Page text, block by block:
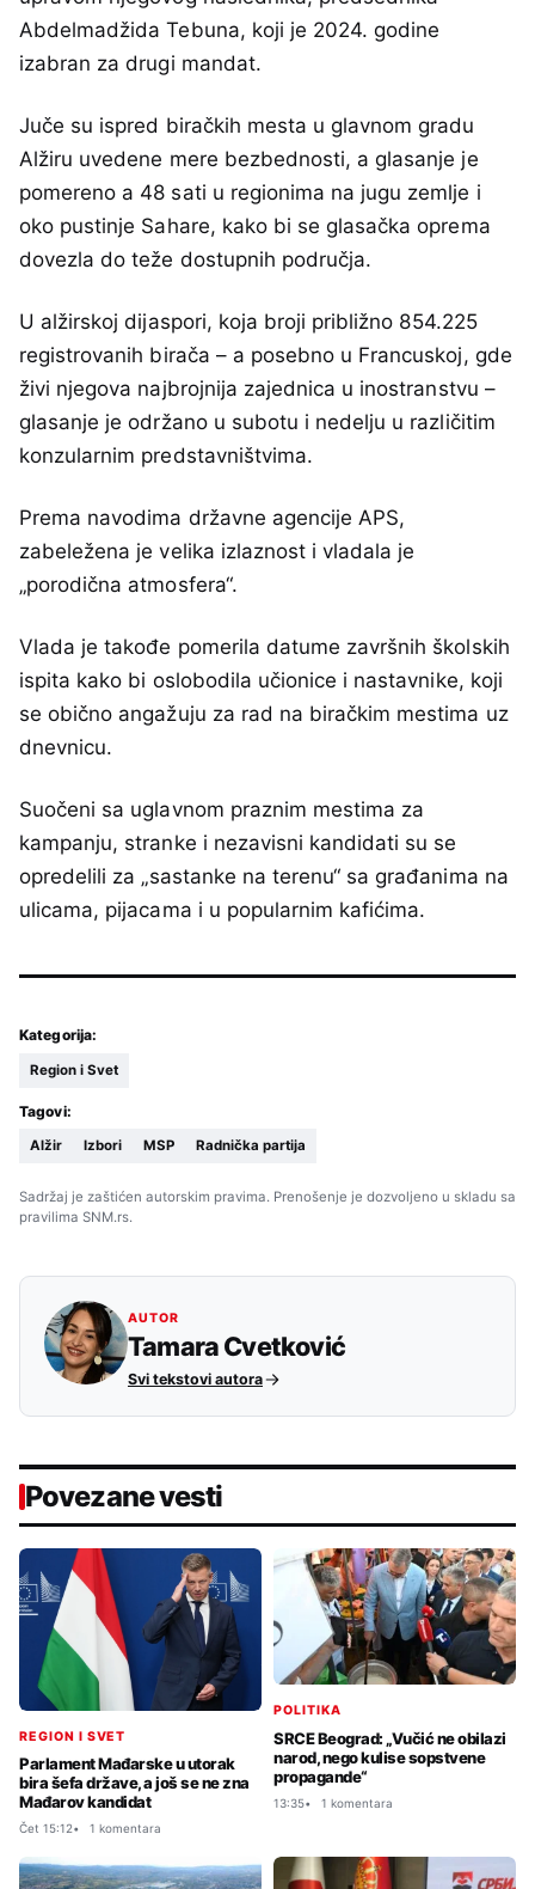
Abdelmadžida Tebuna, koji je 2024. godine
izabran za drugi mandat.
Juče su ispred biračkih mesta u glavnom gradu
Alžiru uvedene mere bezbednosti, a glasanje je
pomereno a 48 sati u regionima na jugu zemlje i
oko pustinje Sahare, kako bi se glasačka oprema
dovezla do teže dostupnih područja.
U alžirskoj dijaspori, koja broji približno 854.225
registrovanih birača – a posebno u Francuskoj, gde
živi njegova najbrojnija zajednica u inostranstvu –
glasanje je održano u subotu i nedelju u različitim
konzularnim predstavništvima.
Prema navodima državne agencije APS,
zabeležena je velika izlaznost i vladala je
„porodična atmosfera“.
Vlada je takođe pomerila datume završnih školskih
ispita kako bi oslobodila učionice i nastavnike, koji
se obično angažuju za rad na biračkim mestima uz
dnevnicu.
Suočeni sa uglavnom praznim mestima za
kampanju, stranke i nezavisni kandidati su se
opredelili za „sastanke na terenu“ sa građanima na
ulicama, pijacama i u popularnim kafićima.
Kategorija:
Region i Svet
Tagovi:
Alžir Izbori MSP Radnička partija
Sadržaj je zaštićen autorskim pravima. Prenošenje je dozvoljeno u skladu sa
pravilima SNM.rs.
AUTOR
Tamara Cvetković
Svi tekstovi autora
Povezane vesti
REGION I SVET
Parlament Mađarske u utorak
bira šefa države, a još se ne zna
Mađarov kandidat
Čet 15:12 1 komentara
POLITIKA
SRCE Beograd: „Vučić ne obilazi
narod, nego kulise sopstvene
propagande“
13:35 1 komentara